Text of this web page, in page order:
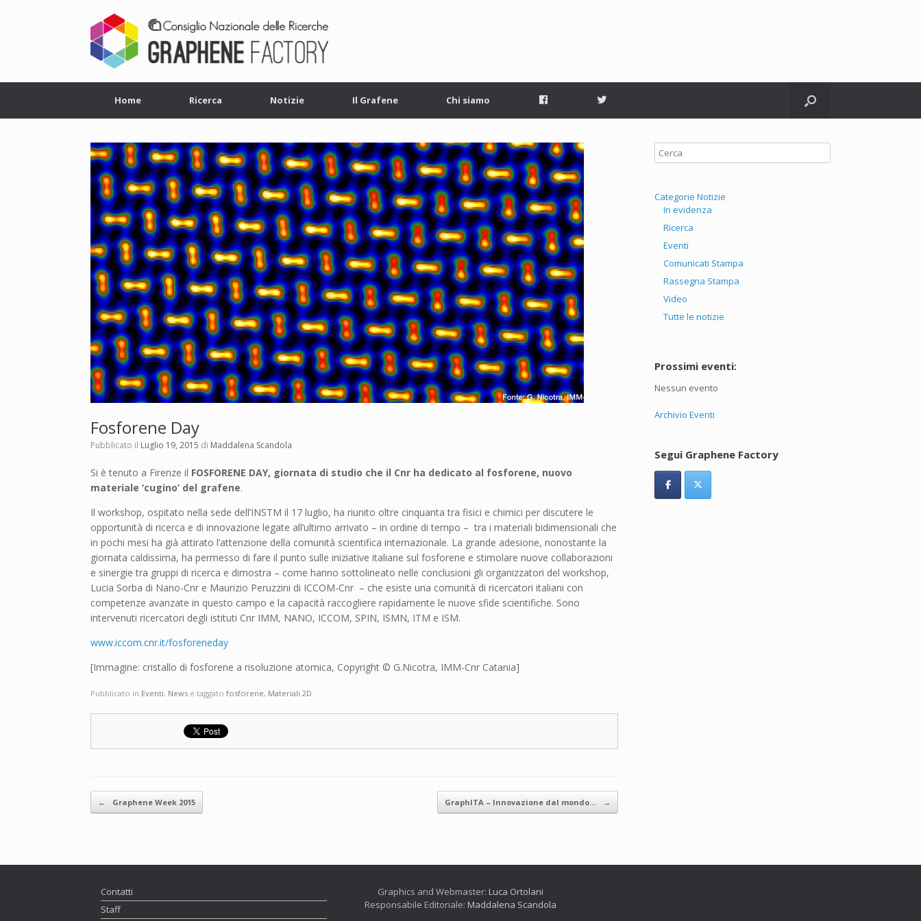
Home Ricerca Notizie Il Grafene Chi siamo
Fosforene Day
Pubblicato il Luglio 19, 2015 di Maddalena Scandola
Si è tenuto a Firenze il FOSFORENE DAY, giornata di studio che il Cnr ha dedicato al fosforene, nuovo
materiale ‘cugino’ del grafene.
Il workshop, ospitato nella sede dell’INSTM il 17 luglio, ha riunito oltre cinquanta tra fisici e chimici per discutere le
opportunità di ricerca e di innovazione legate all’ultimo arrivato – in ordine di tempo – tra i materiali bidimensionali che
in pochi mesi ha già attirato l’attenzione della comunità scientifica internazionale. La grande adesione, nonostante la
giornata caldissima, ha permesso di fare il punto sulle iniziative italiane sul fosforene e stimolare nuove collaborazioni
e sinergie tra gruppi di ricerca e dimostra – come hanno sottolineato nelle conclusioni gli organizzatori del workshop,
Lucia Sorba di Nano-Cnr e Maurizio Peruzzini di ICCOM-Cnr – che esiste una comunità di ricercatori italiani con
competenze avanzate in questo campo e la capacità raccogliere rapidamente le nuove sfide scientifiche. Sono
intervenuti ricercatori degli istituti Cnr IMM, NANO, ICCOM, SPIN, ISMN, ITM e ISM.
www.iccom.cnr.it/fosforeneday
[Immagine: cristallo di fosforene a risoluzione atomica, Copyright © G.Nicotra, IMM-Cnr Catania]
Pubblicato in Eventi, News e taggato fosforene, Materiali 2D
Navigazione articolo
← Graphene Week 2015 GraphITA – Innovazione dal mondo… →
Categorie Notizie
In evidenza
Ricerca
Eventi
Comunicati Stampa
Rassegna Stampa
Video
Tutte le notizie
Prossimi eventi:
Nessun evento
Archivio Eventi
Segui Graphene Factory
Contatti
Staff
Graphics and Webmaster: Luca Ortolani
Responsabile Editoriale: Maddalena Scandola